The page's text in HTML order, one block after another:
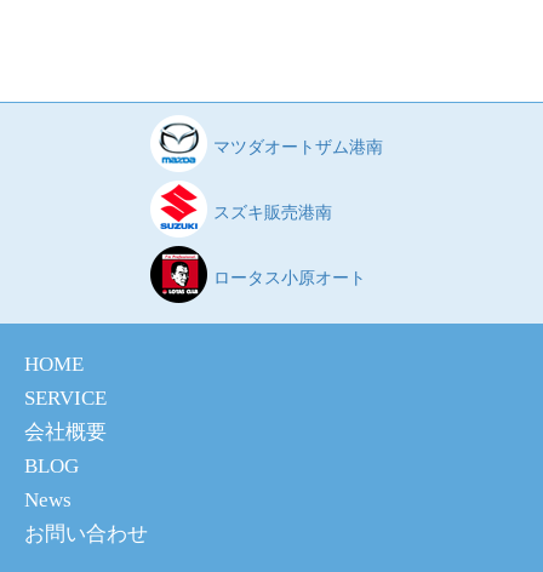
マツダオートザム港南
スズキ販売港南
ロータス小原オート
HOME
SERVICE
会社概要
BLOG
News
お問い合わせ